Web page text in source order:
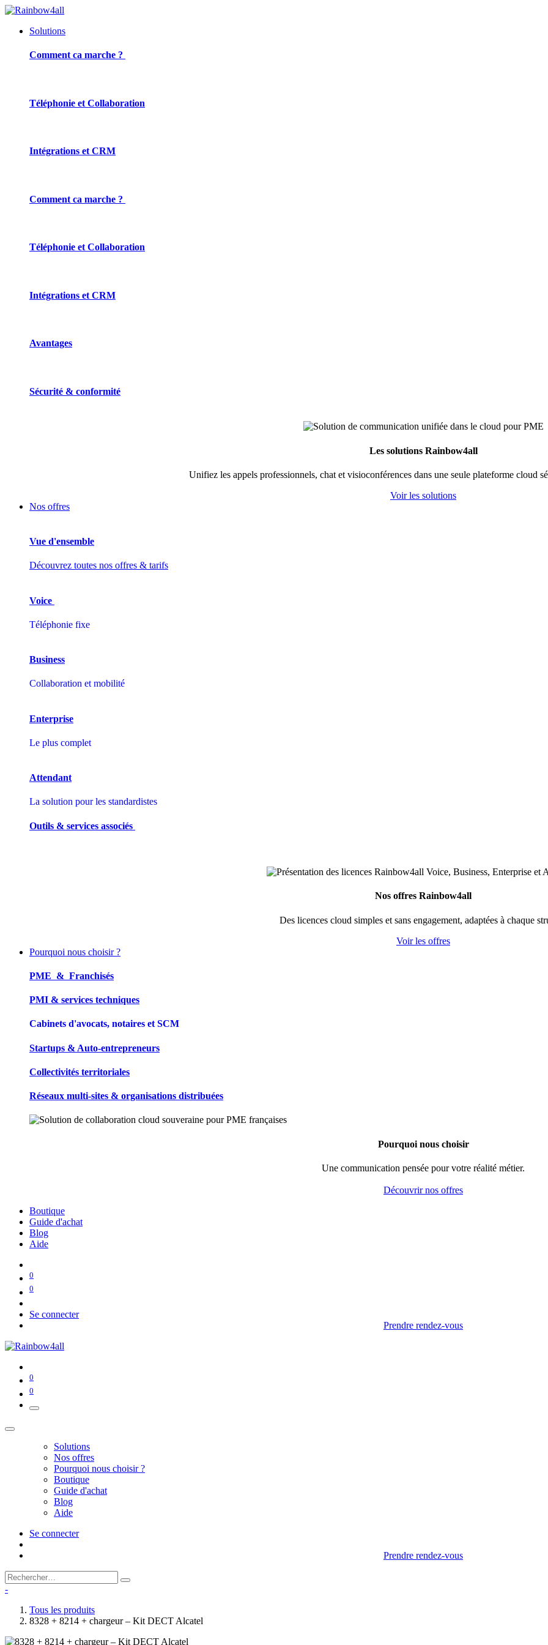
Solutions
Comment ca marche ?
Téléphonie et Collaboration
Intégrations et CRM
Comment ca marche ?
Téléphonie et Collaboration
Intégrations et CRM
Avantages
Sécurité & conformité
Les solutions Rainbow4all
Unifiez les appels professionnels, chat et visioconférences dans une seule plateforme cloud
Voir les solutions
Nos offres
Vue d'ensemble
Découvrez toutes nos offres & tarifs
Voice
Téléphonie fixe
Business
Collaboration et mobilité
Enterprise
Le plus complet
Attendant
La solution pour les standardistes
Outils & services associés
Nos offres Rainbow4all
Des licences cloud simples et sans engagement, adaptées à chaque
Voir les offres
Pourquoi nous choisir ?
PME & Franchisés
PMI & services techniques
Cabinets d'avocats, notaires et SCM
Startups & Auto-entrepreneurs
Collectivités territoriales
Réseaux multi-sites & organisations distribuées
Pourquoi nous choisir
Une communication pensée pour votre réalité métier.
Découvrir nos offres
Boutique
Guide d'achat
Blog
Aide
0
0
Se connecter
Prendre rendez-vous
0
0
Solutions
Nos offres
Pourquoi nous choisir ?
Boutique
Guide d'achat
Blog
Aide
Se connecter
Prendre rendez-vous
-
Tous les produits
8328 + 8214 + chargeur – Kit DECT Alcatel